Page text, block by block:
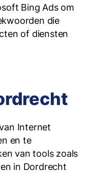
Bing Ads om
die
of diensten
Internet
en te
van tools zoals
in Dordrecht